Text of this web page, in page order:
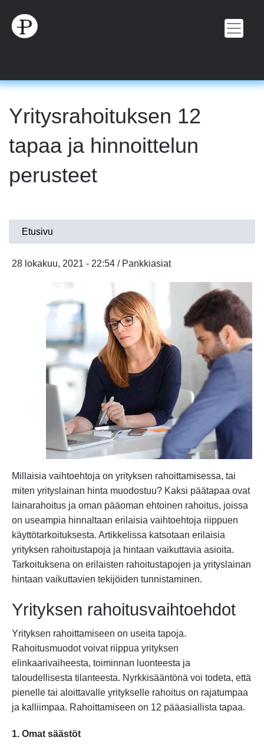
pääsisältöön
Yritysrahoituksen 12
tapaa ja hinnoittelun
perusteet
Olet
täällä
Etusivu
28 lokakuu, 2021 - 22:54 / Pankkiasiat
Millaisia vaihtoehtoja on yrityksen rahoittamisessa, tai
miten yrityslainan hinta muodostuu? Kaksi päätapaa ovat
lainarahoitus ja oman pääoman ehtoinen rahoitus, joissa
on useampia hinnaltaan erilaisia vaihtoehtoja riippuen
käyttötarkoituksesta. Artikkelissa katsotaan erilaisia
yrityksen rahoitustapoja ja hintaan vaikuttavia asioita.
Tarkoituksena on erilaisten rahoitustapojen ja yrityslainan
hintaan vaikuttavien tekijöiden tunnistaminen.
Yrityksen rahoitusvaihtoehdot
Yrityksen rahoittamiseen on useita tapoja.
Rahoitusmuodot voivat riippua yrityksen
elinkaarivaiheesta, toiminnan luonteesta ja
taloudellisesta tilanteesta. Nyrkkisääntönä voi todeta, että
pienelle tai aloittavalle yritykselle rahoitus on rajatumpaa
ja kalliimpaa. Rahoittamiseen on 12 pääasiallista tapaa.
1. Omat säästöt